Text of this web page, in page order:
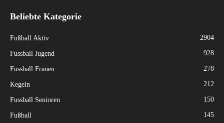
Beliebte Kategorie
Fußball Aktiv 2904
Fussball Jugend 928
Fussball Frauen 278
Kegeln 212
Fussball Senioren 150
Fußball 145